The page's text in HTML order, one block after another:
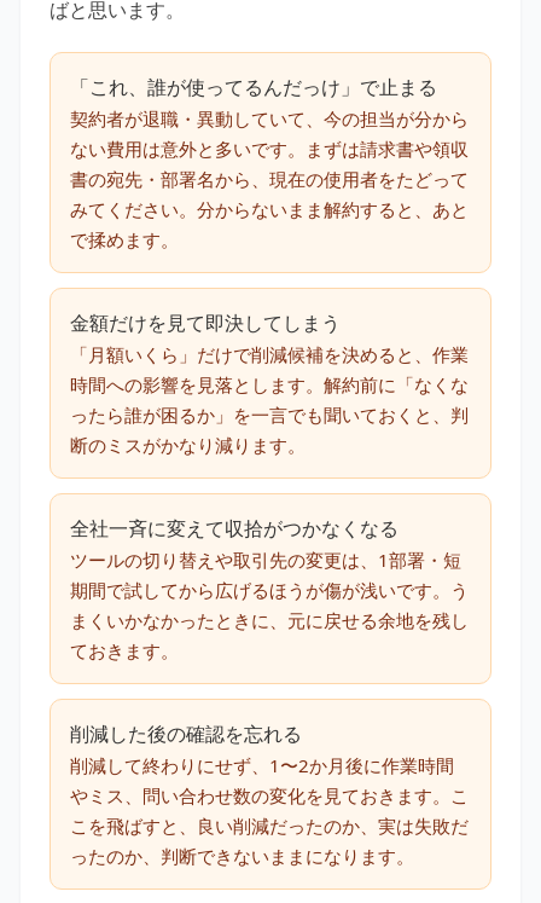
ばと思います。
「これ、誰が使ってるんだっけ」で止まる
契約者が退職・異動していて、今の担当が分から
ない費用は意外と多いです。まずは請求書や領収
書の宛先・部署名から、現在の使用者をたどって
みてください。分からないまま解約すると、あと
で揉めます。
金額だけを見て即決してしまう
「月額いくら」だけで削減候補を決めると、作業
時間への影響を見落とします。解約前に「なくな
ったら誰が困るか」を一言でも聞いておくと、判
断のミスがかなり減ります。
全社一斉に変えて収拾がつかなくなる
ツールの切り替えや取引先の変更は、1部署・短
期間で試してから広げるほうが傷が浅いです。う
まくいかなかったときに、元に戻せる余地を残し
ておきます。
削減した後の確認を忘れる
削減して終わりにせず、1〜2か月後に作業時間
やミス、問い合わせ数の変化を見ておきます。こ
こを飛ばすと、良い削減だったのか、実は失敗だ
ったのか、判断できないままになります。